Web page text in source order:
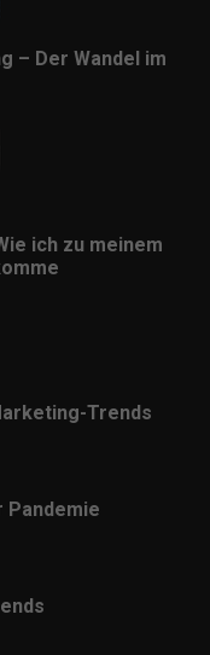
– Der Wandel im
ich zu meinem
Trends
Pandemie